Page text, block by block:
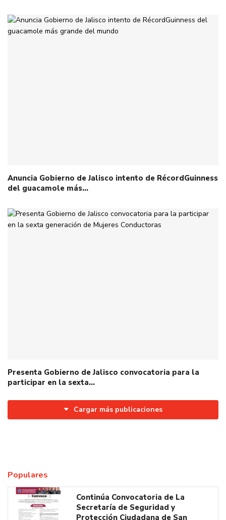
Anuncia Gobierno de Jalisco intento de RécordGuinness
del guacamole más…
Presenta Gobierno de Jalisco convocatoria para la
participar en la sexta…
Cargar más publicaciones
Populares
Continúa Convocatoria de La
Secretaría de Seguridad y
Protección Ciudadana de San